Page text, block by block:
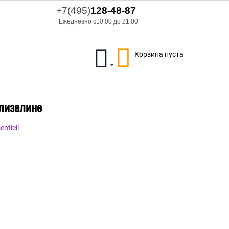
+7(495)128-48-87
Ежедневно с10:00 до 21:00
Корзина пуста